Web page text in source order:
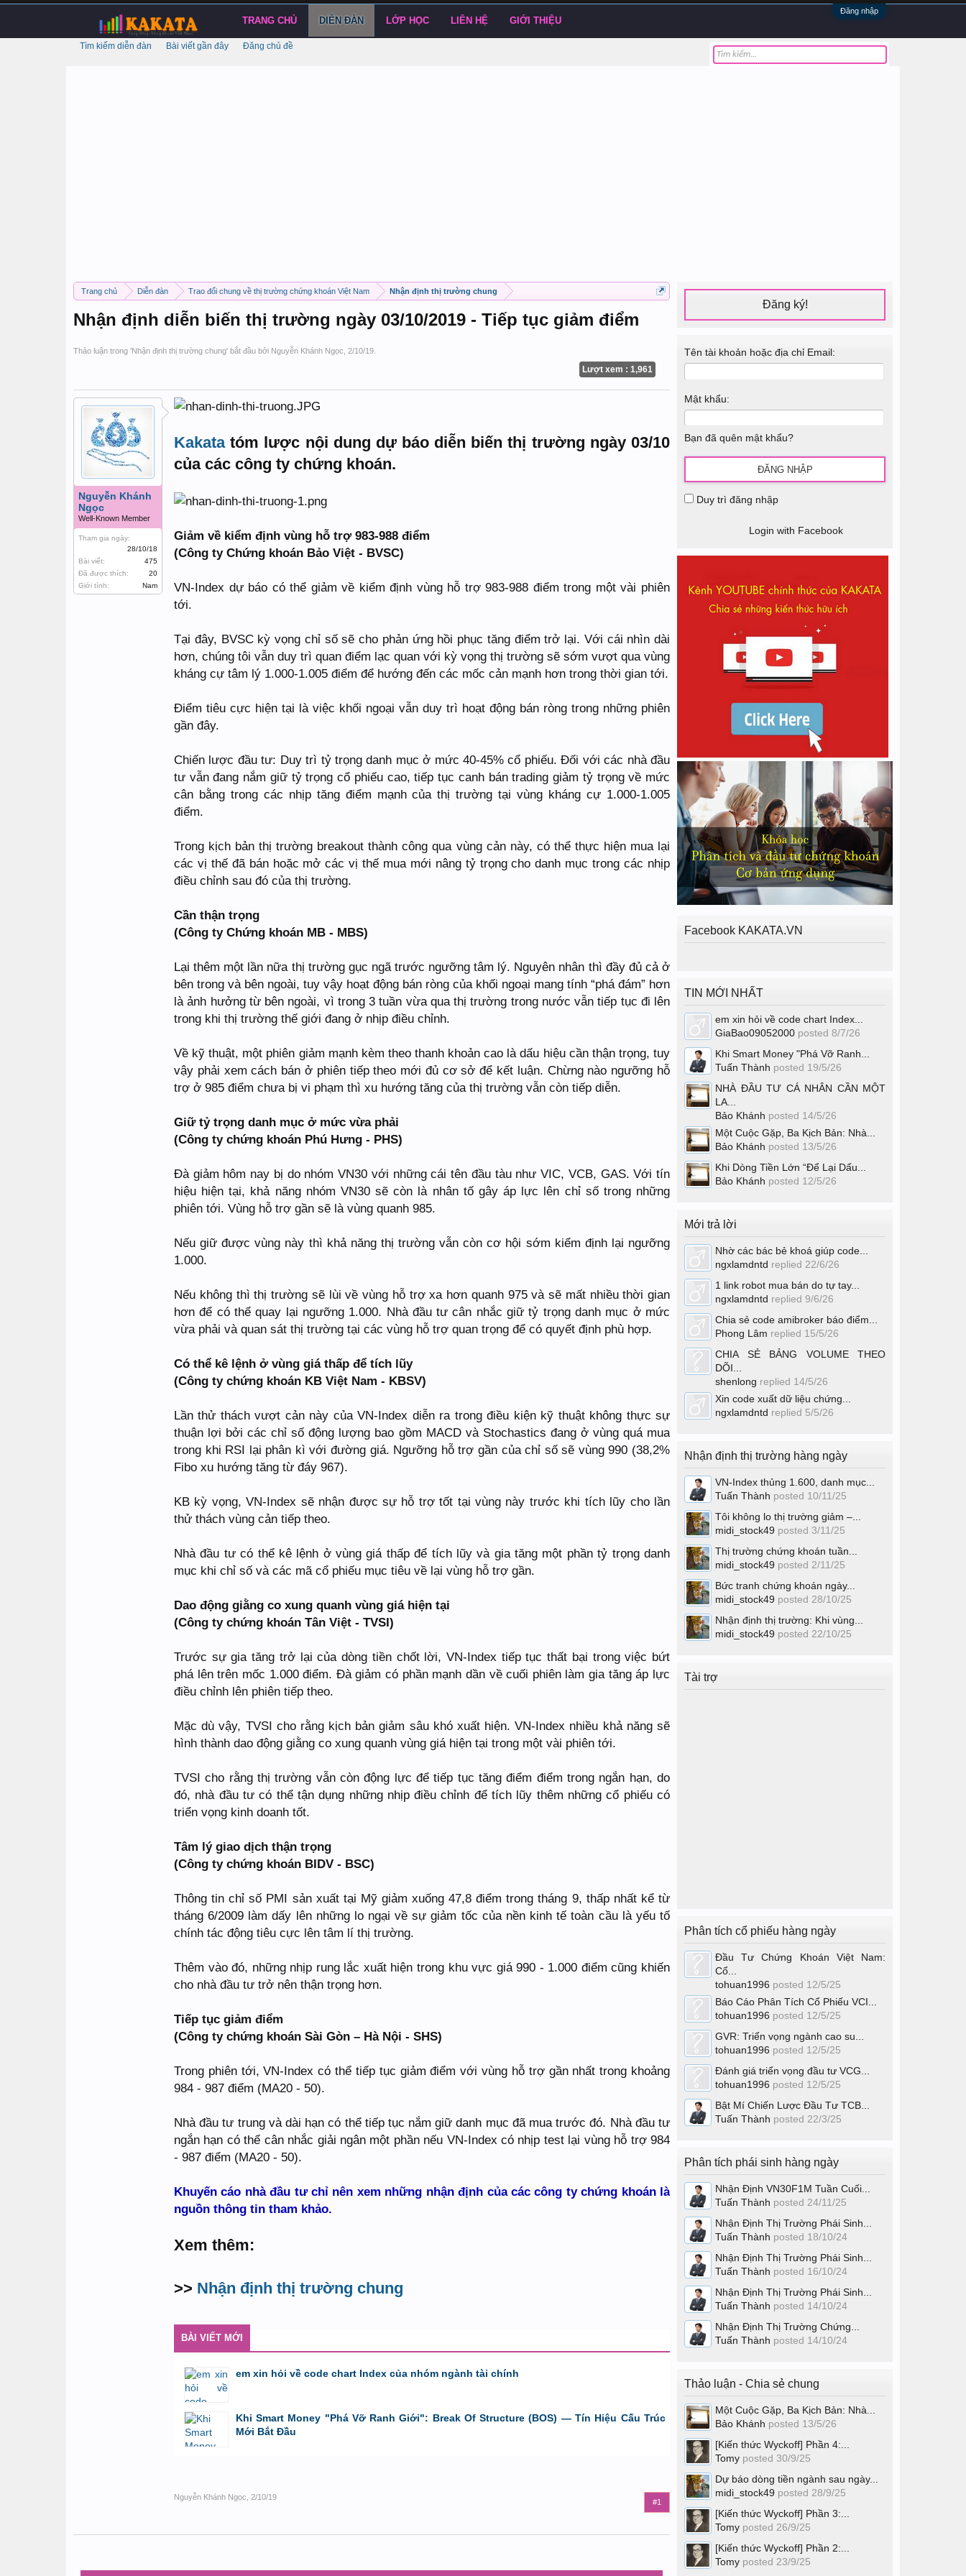
Đăng nhập
Trang chủ Diễn đàn Trao đổi chung về thị trường chứng khoán Việt Nam Nhận định thị trường chung
Nhận định diễn biến thị trường ngày 03/10/2019 - Tiếp tục giảm điểm
Thảo luận trong 'Nhận định thị trường chung' bắt đầu bởi Nguyễn Khánh Ngọc 2/10/19
Lượt xem : 1,961
Nguyễn Khánh
Ngọc
Well-Known Member
Tham gia ngày:
28/10/18
Bài viết:
475
Đã được thích:
20
Giới tính:
Nam
Kakatatóm lược nội dung dự báo diễn biến thị trường ngày 03/10
của các công ty chứng khoán.
Giảm về kiểm định vùng hỗ trợ 983-988 điểm
(Công ty Chứng khoán Bảo Việt - BVSC)
VN-Index dự báo có thể giảm về kiểm định vùng hỗ trợ 983-988 điểm trong một vài phiên
tới.
Tại đây, BVSC kỳ vọng chỉ số sẽ cho phản ứng hồi phục tăng điểm trở lại. Với cái nhìn dài
hơn, chúng tôi vẫn duy trì quan điểm lạc quan với kỳ vọng thị trường sẽ sớm vượt qua vùng
kháng cự tâm lý 1.000-1.005 điểm để hướng đến các mốc cản mạnh hơn trong thời gian tới.
Điểm tiêu cực hiện tại là việc khối ngoại vẫn duy trì hoạt động bán ròng trong những phiên
gần đây.
Chiến lược đầu tư: Duy trì tỷ trọng danh mục ở mức 40-45% cổ phiếu. Đối với các nhà đầu
tư vẫn đang nắm giữ tỷ trọng cổ phiếu cao, tiếp tục canh bán trading giảm tỷ trọng về mức
cân bằng trong các nhịp tăng điểm mạnh của thị trường tại vùng kháng cự 1.000-1.005
điểm.
Trong kịch bản thị trường breakout thành công qua vùng cản này, có thể thực hiện mua lại
các vị thế đã bán hoặc mở các vị thế mua mới nâng tỷ trọng cho danh mục trong các nhịp
điều chỉnh sau đó của thị trường.
Cần thận trọng
(Công ty Chứng khoán MB - MBS)
Lại thêm một lần nữa thị trường gục ngã trước ngưỡng tâm lý. Nguyên nhân thì đầy đủ cả ở
bên trong và bên ngoài, tuy vậy hoạt động bán ròng của khối ngoại mang tính “phá đám” hơn
là ảnh hưởng từ bên ngoài, vì trong 3 tuần vừa qua thị trường trong nước vẫn tiếp tục đi lên
trong khi thị trường thế giới đang ở nhịp điều chỉnh.
Về kỹ thuật, một phiên giảm mạnh kèm theo thanh khoản cao là dấu hiệu cần thận trọng, tuy
vậy phải xem cách bán ở phiên tiếp theo mới đủ cơ sở để kết luận. Chừng nào ngưỡng hỗ
trợ ở 985 điểm chưa bị vi phạm thì xu hướng tăng của thị trường vẫn còn tiếp diễn.
Giữ tỷ trọng danh mục ở mức vừa phải
(Công ty chứng khoán Phú Hưng - PHS)
Đà giảm hôm nay bị do nhóm VN30 với những cái tên đầu tàu như VIC, VCB, GAS. Với tín
hiệu hiện tại, khả năng nhóm VN30 sẽ còn là nhân tố gây áp lực lên chỉ số trong những
phiên tới. Vùng hỗ trợ gần sẽ là vùng quanh 985.
Nếu giữ được vùng này thì khả năng thị trường vẫn còn cơ hội sớm kiểm định lại ngưỡng
1.000.
Nếu không thì thị trường sẽ lùi về vùng hỗ trợ xa hơn quanh 975 và sẽ mất nhiều thời gian
hơn để có thể quay lại ngưỡng 1.000. Nhà đầu tư cân nhắc giữ tỷ trọng danh mục ở mức
vừa phải và quan sát thị trường tại các vùng hỗ trợ quan trọng để có quyết định phù hợp.
Có thể kê lệnh ở vùng giá thấp để tích lũy
(Công ty chứng khoán KB Việt Nam - KBSV)
Lần thử thách vượt cản này của VN-Index diễn ra trong điều kiện kỹ thuật không thực sự
thuận lợi bởi các chỉ số động lượng bao gồm MACD và Stochastics đang ở vùng quá mua
trong khi RSI lại phân kì với đường giá. Ngưỡng hỗ trợ gần của chỉ số sẽ vùng 990 (38,2%
Fibo xu hướng tăng từ đáy 967).
KB kỳ vọng, VN-Index sẽ nhận được sự hỗ trợ tốt tại vùng này trước khi tích lũy cho lần
thử thách vùng cản tiếp theo.
Nhà đầu tư có thể kê lệnh ở vùng giá thấp để tích lũy và gia tăng một phần tỷ trọng danh
mục khi chỉ số và các mã cổ phiếu mục tiêu về lại vùng hỗ trợ gần.
Dao động giằng co xung quanh vùng giá hiện tại
(Công ty chứng khoán Tân Việt - TVSI)
Trước sự gia tăng trở lại của dòng tiền chốt lời, VN-Index tiếp tục thất bại trong việc bứt
phá lên trên mốc 1.000 điểm. Đà giảm có phần mạnh dần về cuối phiên làm gia tăng áp lực
điều chỉnh lên phiên tiếp theo.
Mặc dù vậy, TVSI cho rằng kịch bản giảm sâu khó xuất hiện. VN-Index nhiều khả năng sẽ
hình thành dao động giằng co xung quanh vùng giá hiện tại trong một vài phiên tới.
TVSI cho rằng thị trường vẫn còn động lực để tiếp tục tăng điểm điểm trong ngắn hạn, do
đó, nhà đầu tư có thể tận dụng những nhịp điều chỉnh để tích lũy thêm những cổ phiếu có
triển vọng kinh doanh tốt.
Tâm lý giao dịch thận trọng
(Công ty chứng khoán BIDV - BSC)
Thông tin chỉ số PMI sản xuất tại Mỹ giảm xuống 47,8 điểm trong tháng 9, thấp nhất kể từ
tháng 6/2009 làm dấy lên những lo ngại về sự giảm tốc của nền kinh tế toàn cầu là yếu tố
chính tác động tiêu cực lên tâm lí thị trường.
Thêm vào đó, những nhịp rung lắc xuất hiện trong khu vực giá 990 - 1.000 điểm cũng khiến
cho nhà đầu tư trở nên thận trọng hơn.
Tiếp tục giảm điểm
(Công ty chứng khoán Sài Gòn – Hà Nội - SHS)
Trong phiên tới, VN-Index có thể tiếp tục giảm điểm với vùng hỗ trợ gần nhất trong khoảng
984 - 987 điểm (MA20 - 50).
Nhà đầu tư trung và dài hạn có thể tiếp tục nắm giữ danh mục đã mua trước đó. Nhà đầu tư
ngắn hạn có thể cân nhắc giải ngân một phần nếu VN-Index có nhịp test lại vùng hỗ trợ 984
- 987 điểm (MA20 - 50).
Khuyến cáo nhà đầu tư chỉ nên xem những nhận định của các công ty chứng khoán là
nguồn thông tin tham khảo.
Xem thêm:
>> Nhận định thị trường chung
BÀI VIẾT MỚI
em xin hỏi về code chart Index của nhóm ngành tài chính
bởi GiaBao09052000 ,8/7/26 lúc 10:21
Khi Smart Money "Phá Vỡ Ranh Giới": Break Of Structure (BOS) — Tín Hiệu Cấu Trúc
Mới Bắt Đầu
Nguyễn Khánh Ngọc 2/10/19
#1
Đăng ký!
Tên tài khoản hoặc địa chỉ Email:
Mật khẩu:
Bạn đã quên mật khẩu?
Duy trì đăng nhập
Login with Facebook
Facebook KAKATA.VN
TIN MỚI NHẤT
em xin hỏi về code chart Index...
GiaBao09052000 posted 8/7/26
Khi Smart Money "Phá Vỡ Ranh...
Tuấn Thành posted 19/5/26
NHÀ ĐẦU TƯ CÁ NHÂN CẦN MỘT
LA...
Bảo Khánh posted 14/5/26
Một Cuộc Gặp, Ba Kịch Bản: Nhà...
Bảo Khánh posted 13/5/26
Khi Dòng Tiền Lớn “Để Lại Dấu...
Bảo Khánh posted 12/5/26
Mới trả lời
Nhờ các bác bẻ khoá giúp code...
ngxlamdntd replied 22/6/26
1 link robot mua bán do tự tay...
ngxlamdntd replied 9/6/26
Chia sẻ code amibroker báo điểm...
Phong Lâm replied 15/5/26
CHIA SẺ BẢNG VOLUME THEO
DÕI...
shenlong replied 14/5/26
Xin code xuất dữ liệu chứng...
ngxlamdntd replied 5/5/26
Nhận định thị trường hàng ngày
VN-Index thủng 1.600, danh mục...
Tuấn Thành posted 10/11/25
Tôi không lo thị trường giảm –...
midi_stock49 posted 3/11/25
Thị trường chứng khoán tuần...
midi_stock49 posted 2/11/25
Bức tranh chứng khoán ngày...
midi_stock49 posted 28/10/25
Nhận định thị trường: Khi vùng...
midi_stock49 posted 22/10/25
Tài trợ
Phân tích cổ phiếu hàng ngày
Đầu Tư Chứng Khoán Việt Nam:
Cổ...
tohuan1996 posted 12/5/25
Báo Cáo Phân Tích Cổ Phiếu VCI...
tohuan1996 posted 12/5/25
GVR: Triển vọng ngành cao su...
tohuan1996 posted 12/5/25
Đánh giá triển vọng đầu tư VCG...
tohuan1996 posted 12/5/25
Bật Mí Chiến Lược Đầu Tư TCB...
Tuấn Thành posted 22/3/25
Phân tích phái sinh hàng ngày
Nhận Định VN30F1M Tuần Cuối...
Tuấn Thành posted 24/11/25
Nhận Định Thị Trường Phái Sinh...
Tuấn Thành posted 18/10/24
Nhận Định Thị Trường Phái Sinh...
Tuấn Thành posted 16/10/24
Nhận Định Thị Trường Phái Sinh...
Tuấn Thành posted 14/10/24
Nhận Định Thị Trường Chứng...
Tuấn Thành posted 14/10/24
Thảo luận - Chia sẻ chung
Một Cuộc Gặp, Ba Kịch Bản: Nhà...
Bảo Khánh posted 13/5/26
[Kiến thức Wyckoff] Phần 4:...
Tomy posted 30/9/25
Dự báo dòng tiền ngành sau ngày...
midi_stock49 posted 28/9/25
[Kiến thức Wyckoff] Phần 3:...
Tomy posted 26/9/25
[Kiến thức Wyckoff] Phần 2:...
Tomy posted 23/9/25
TRANG CHỦ DIỄN ĐÀN
Tìm kiếm diễn đàn Bài viết gần đây Đăng chủ đề
LỚP HỌC LIÊN HỆ GIỚI THIỆU